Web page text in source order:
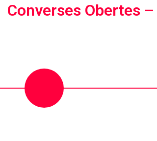
Converses Obertes